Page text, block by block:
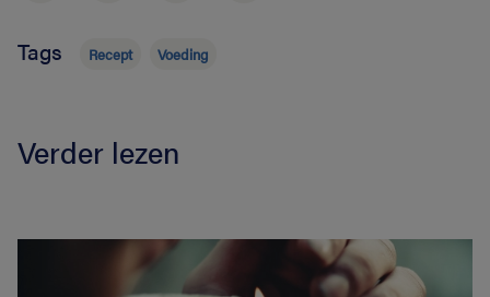
Tags Recept Voeding
Verder lezen